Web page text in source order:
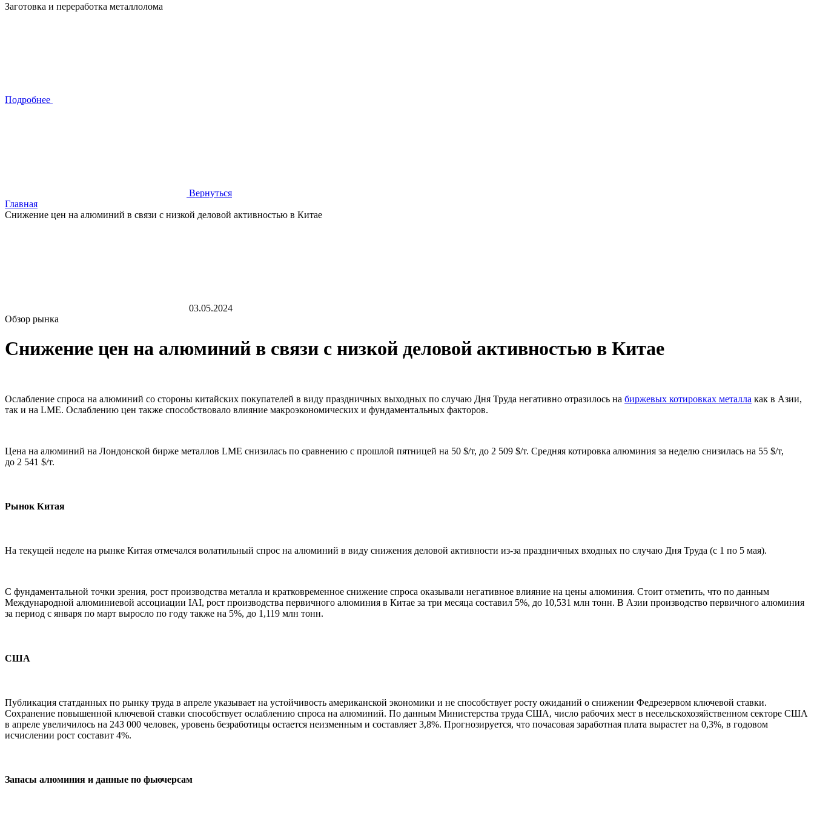
Заготовка и переработка металлолома
Подробнее
Вернуться
Главная
Снижение цен на алюминий в связи с низкой деловой активностью в Китае
03.05.2024
Обзор рынка
Снижение цен на алюминий в связи с низкой деловой активностью в Китае
Ослабление спроса на алюминий со стороны китайских покупателей в виду праздничных выходных по случаю Дня Труда негативно отразилось на биржевых котировках металла как в Азии,
так и на LME. Ослаблению цен также способствовало влияние макроэкономических и фундаментальных факторов.
Цена на алюминий на Лондонской бирже металлов LME снизилась по сравнению с прошлой пятницей на 50 $/т, до 2 509 $/т. Средняя котировка алюминия за неделю снизилась на 55 $/т,
до 2 541 $/т.
Рынок Китая
На текущей неделе на рынке Китая отмечался волатильный спрос на алюминий в виду снижения деловой активности из-за праздничных входных по случаю Дня Труда (с 1 по 5 мая).
С фундаментальной точки зрения, рост производства металла и кратковременное снижение спроса оказывали негативное влияние на цены алюминия. Стоит отметить, что по данным
Международной алюминиевой ассоциации IAI, рост производства первичного алюминия в Китае за три месяца составил 5%, до 10,531 млн тонн. В Азии производство первичного алюминия
за период с января по март выросло по году также на 5%, до 1,119 млн тонн.
США
Публикация статданных по рынку труда в апреле указывает на устойчивость американской экономики и не способствует росту ожиданий о снижении Федрезервом ключевой ставки.
Сохранение повышенной ключевой ставки способствует ослаблению спроса на алюминий. По данным Министерства труда США, число рабочих мест в несельскохозяйственном секторе США
в апреле увеличилось на 243 000 человек, уровень безработицы остается неизменным и составляет 3,8%. Прогнозируется, что почасовая заработная плата вырастет на 0,3%, в годовом
исчислении рост составит 4%.
Запасы алюминия и данные по фьючерсам